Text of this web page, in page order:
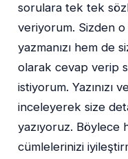
sorulara tek tek
veriyorum. Sizden
yazmanızı hem de
olarak cevap verip
istiyorum. Yazınızı
inceleyerek size
yazıyoruz. Böylece
cümlelerinizi